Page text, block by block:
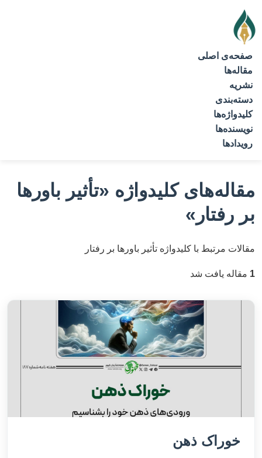
صفحه‌ی اصلی
مقاله‌ها
نشریه
دسته‌بندی
کلیدواژه‌ها
نویسنده‌ها
رویدادها
مقاله‌های کلیدواژه «تأثیر باورها
بر رفتار»
مقالات مرتبط با کلیدواژه تأثیر باورها بر رفتار
1 مقاله یافت شد
خوراک ذهن